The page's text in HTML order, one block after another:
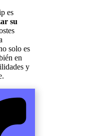
es
su
solo es
en
y